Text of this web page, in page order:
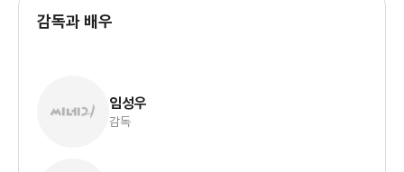
감독과 배우
임성우
감독